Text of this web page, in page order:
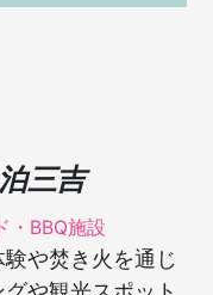
三吉
・BBQ施設
や焚き火を通じ